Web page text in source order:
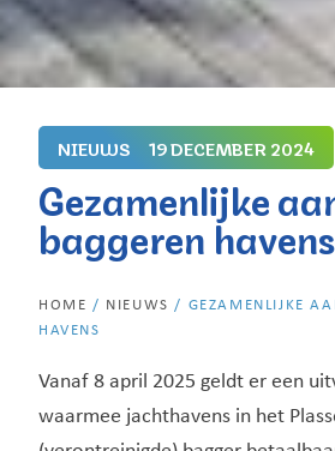
NIEUWS 19 DECEMBER 2024
Gezamenlijke
baggeren havens
HOME / NIEUWS / GEZAMENLIJKE
HAVENS
Vanaf 8 april 2025 geldt er een
waarmee jachthavens in het